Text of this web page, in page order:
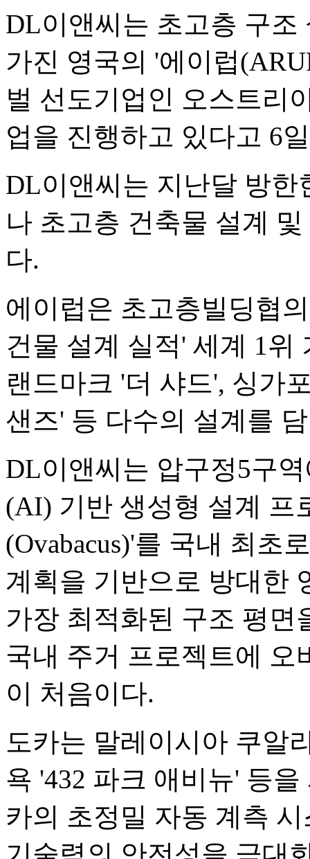
DL이앤씨는 초고층 구조
가진 영국의 '에이럽
벌 선도기업인 오스트리
업을 진행하고 있다고 6
DL이앤씨는 지난달 방한
나 초고층 건축물 설계
다.
에이럽은 초고층빌딩협
건물 설계 실적' 세계 1위
랜드마크 '더 샤드', 싱가
샌즈' 등 다수의 설계를
DL이앤씨는 압구정5구
(AI) 기반 생성형 설계 프
(Ovabacus)'를 국내 최초
계획을 기반으로 방대한
가장 최적화된 구조 평면
국내 주거 프로젝트에 오
이 처음이다.
도카는 말레이시아 쿠알
욕 '432 파크 애비뉴' 등
카의 초정밀 자동 계측